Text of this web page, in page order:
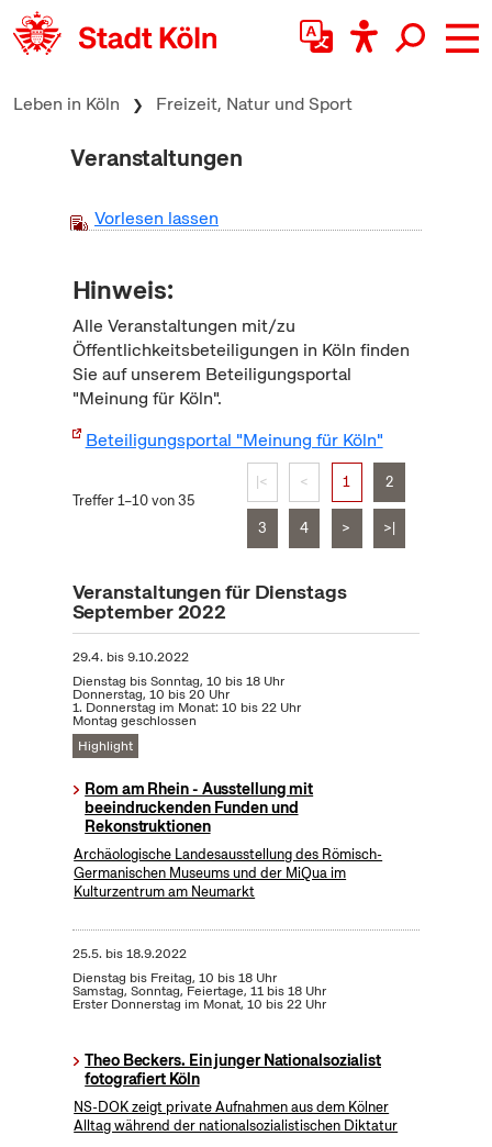
zum Inhalt springen
Leben in Köln Freizeit, Natur und Sport
Veranstaltungen
Vorlesen lassen
Hinweis:
Alle Veranstaltungen mit/zu
Öffentlichkeitsbeteiligungen in Köln finden
Sie auf unserem Beteiligungsportal
"Meinung für Köln".
Beteiligungsportal "Meinung für Köln"
Treffer 1–10 von 35
|< < 1 2
3 4 > >|
Veranstaltungen für Dienstags
September 2022
29.4. bis9.10.2022
Dienstag bis Sonntag, 10 bis 18 Uhr
Donnerstag, 10 bis 20 Uhr
1. Donnerstag im Monat: 10 bis 22 Uhr
Montag geschlossen
Highlight
Rom am Rhein - Ausstellung mit
beeindruckenden Funden und
Rekonstruktionen
Archäologische Landesausstellung des Römisch-
Germanischen Museums und der MiQua im
Kulturzentrum am Neumarkt
25.5. bis18.9.2022
Dienstag bis Freitag, 10 bis 18 Uhr
Samstag, Sonntag, Feiertage, 11 bis 18 Uhr
Erster Donnerstag im Monat, 10 bis 22 Uhr
Theo Beckers. Ein junger Nationalsozialist
fotografiert Köln
NS-DOK zeigt private Aufnahmen aus dem Kölner
Alltag während der nationalsozialistischen Diktatur